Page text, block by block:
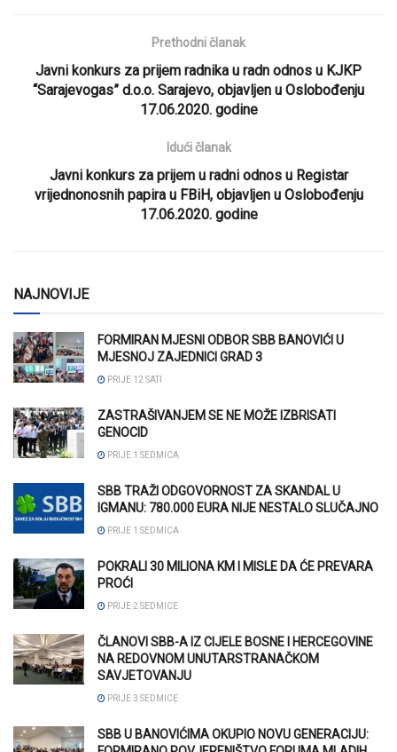
Prethodni članak
Javni konkurs za prijem radnika u radn odnos u KJKP
“Sarajevogas” d.o.o. Sarajevo, objavljen u Oslobođenju
17.06.2020. godine
Idući članak
Javni konkurs za prijem u radni odnos u Registar
vrijednonosnih papira u FBiH, objavljen u Oslobođenju
17.06.2020. godine
NAJNOVIJE
FORMIRAN MJESNI ODBOR SBB BANOVIĆI U
MJESNOJ ZAJEDNICI GRAD 3
PRIJE 12 SATI
ZASTRAŠIVANJEM SE NE MOŽE IZBRISATI
GENOCID
PRIJE 1 SEDMICA
SBB TRAŽI ODGOVORNOST ZA SKANDAL U
IGMANU: 780.000 EURA NIJE NESTALO SLUČAJNO
PRIJE 1 SEDMICA
POKRALI 30 MILIONA KM I MISLE DA ĆE PREVARA
PROĆI
PRIJE 2 SEDMICE
ČLANOVI SBB-A IZ CIJELE BOSNE I HERCEGOVINE
NA REDOVNOM UNUTARSTRANAČKOM
SAVJETOVANJU
PRIJE 3 SEDMICE
SBB U BANOVIĆIMA OKUPIO NOVU GENERACIJU: